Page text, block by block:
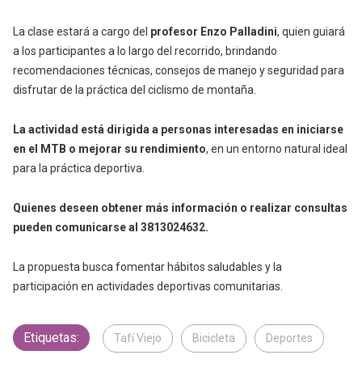
La clase estará a cargo del profesor Enzo Palladini, quien guiará
a los participantes a lo largo del recorrido, brindando
recomendaciones técnicas, consejos de manejo y seguridad para
disfrutar de la práctica del ciclismo de montaña.
La actividad está dirigida a personas interesadas en iniciarse
en el MTB o mejorar su rendimiento, en un entorno natural ideal
para la práctica deportiva.
Quienes deseen obtener más información o realizar consultas
pueden comunicarse al 3813024632.
La propuesta busca fomentar hábitos saludables y la
participación en actividades deportivas comunitarias.
Etiquetas: Tafí Viejo Bicicleta Deportes